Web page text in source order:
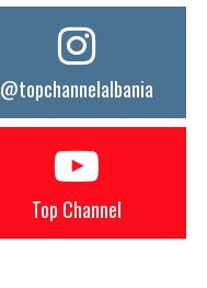
@topchannelalbania
Top Channel